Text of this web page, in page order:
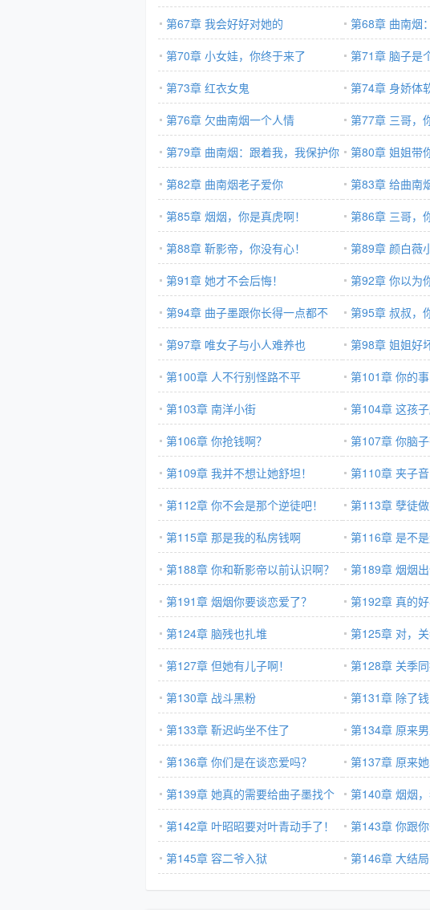
第67章 我会好好对她的
第68章 曲南烟
态
第70章 小女娃，你终于来了
第71章 脑子是
有
第73章 红衣女鬼
第74章 身娇体
第76章 欠曲南烟一个人情
第77章 三哥，
第79章 曲南烟：跟着我，我保护你
第80章 姐姐带
第82章 曲南烟老子爱你
第83章 给曲南
第85章 烟烟，你是真虎啊！
第86章 三哥，
第88章 靳影帝，你没有心！
第89章 颜白薇
第91章 她才不会后悔！
第92章 你以为
第94章 曲子墨跟你长得一点都不
像！
第95章 叔叔，
第97章 唯女子与小人难养也
第98章 姐姐好
第100章 人不行别怪路不平
第101章 你的
第103章 南洋小街
第104章 这孩
第106章 你抢钱啊？
第107章 你脑子
第109章 我并不想让她舒坦！
第110章 夹子音
第112章 你不会是那个逆徒吧！
第113章 孽徒
第115章 那是我的私房钱啊
第116章 是不
第188章 你和靳影帝以前认识啊？
第189章 烟烟
第191章 烟烟你要谈恋爱了？
第192章 真的
第124章 脑残也扎堆
第125章 对，关
第127章 但她有儿子啊！
第128章 关季
脉！
第130章 战斗黑粉
第131章 除了
曲南烟
第133章 靳迟屿坐不住了
第134章 原来
啊！
第136章 你们是在谈恋爱吗？
第137章 原来
第139章 她真的需要给曲子墨找个
爸爸了
第140章 烟烟，
第142章 叶昭昭要对叶青动手了！
第143章 你跟
像！
第145章 容二爷入狱
第146章 大结局